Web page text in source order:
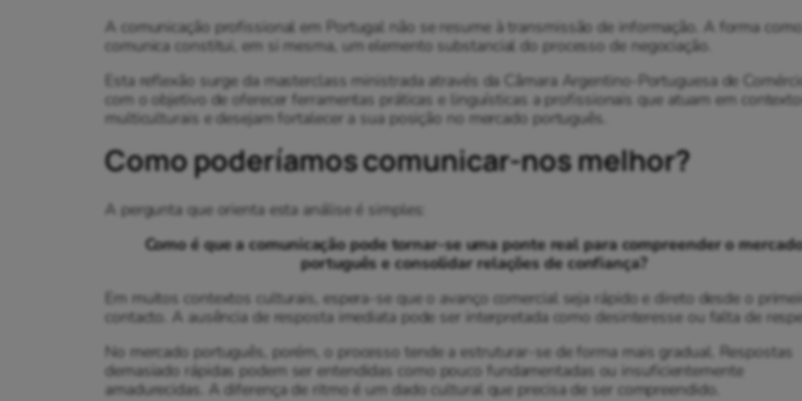
A comunicação profissional em Portugal não se resume à transmissão de informação. A forma
comunica constitui, em si mesma, um elemento substancial do processo de negociação.
Esta reflexão surge da masterclass ministrada através da Câmara Argentino-Portuguesa de
com o objetivo de oferecer ferramentas práticas e linguísticas a profissionais que atuam em
multiculturais e desejam fortalecer a sua posição no mercado português.
Como poderíamos comunicar-nos melhor?
A pergunta que orienta esta análise é simples:
Como é que a comunicação pode tornar-se uma ponte real para compreender o
português e consolidar relações de confiança?
Em muitos contextos culturais, espera-se que o avanço comercial seja rápido e direto desde o
contacto. A ausência de resposta imediata pode ser interpretada como desinteresse ou falta de
No mercado português, porém, o processo tende a estruturar-se de forma mais gradual. Respostas
demasiado rápidas podem ser entendidas como pouco fundamentadas ou insuficientemente
amadurecidas. A diferença de ritmo é um dado cultural que precisa de ser compreendido.